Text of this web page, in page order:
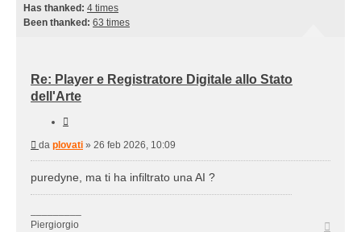
Has thanked: 4 times
Been thanked: 63 times
Re: Player e Registratore Digitale allo Stato
dell'Arte
Messaggio
da plovati » 26 feb 2026, 10:09
puredyne, ma ti ha infiltrato una AI ?
Piergiorgio